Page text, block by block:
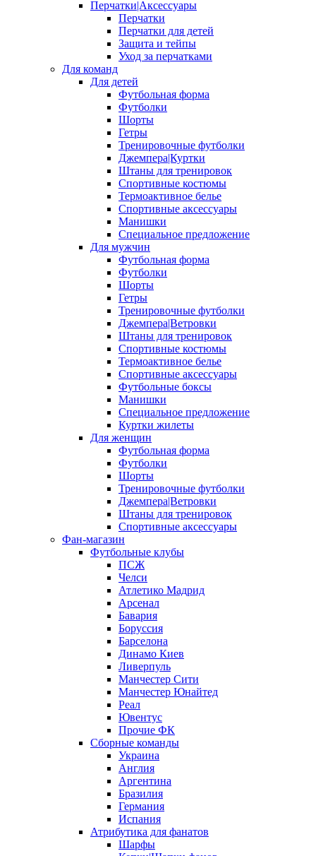
Перчатки|Аксессуары
Перчатки
Перчатки для детей
Защита и тейпы
Уход за перчатками
Для команд
Для детей
Футбольная форма
Футболки
Шорты
Гетры
Тренировочные футболки
Джемпера|Куртки
Штаны для тренировок
Спортивные костюмы
Термоактивное белье
Спортивные аксессуары
Манишки
Специальное предложение
Для мужчин
Футбольная форма
Футболки
Шорты
Гетры
Тренировочные футболки
Джемпера|Ветровки
Штаны для тренировок
Спортивные костюмы
Термоактивное белье
Спортивные аксессуары
Футбольные боксы
Манишки
Специальное предложение
Куртки жилеты
Для женщин
Футбольная форма
Футболки
Шорты
Тренировочные футболки
Джемпера|Ветровки
Штаны для тренировок
Спортивные аксессуары
Фан-магазин
Футбольные клубы
ПСЖ
Челси
Атлетико Мадрид
Арсенал
Бавария
Боруссия
Барселона
Динамо Киев
Ливерпуль
Манчестер Сити
Манчестер Юнайтед
Реал
Ювентус
Прочие ФК
Сборные команды
Украина
Англия
Аргентина
Бразилия
Германия
Испания
Атрибутика для фанатов
Шарфы